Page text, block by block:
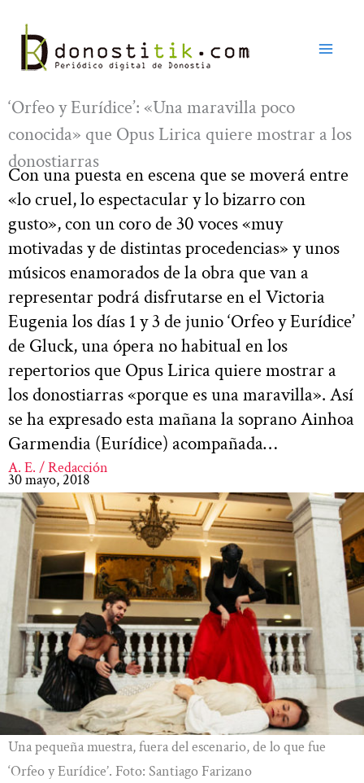
contenido
‘Orfeo y Eurídice’: «Una maravilla poco
conocida» que Opus Lirica quiere mostrar a los
donostiarras
Con una puesta en escena que se moverá entre
«lo cruel, lo espectacular y lo bizarro con
gusto», con un coro de 30 voces «muy
motivadas y de distintas procedencias» y unos
músicos enamorados de la obra que van a
representar podrá disfrutarse en el Victoria
Eugenia los días 1 y 3 de junio ‘Orfeo y Eurídice’
de Gluck, una ópera no habitual en los
repertorios que Opus Lirica quiere mostrar a
los donostiarras «porque es una maravilla». Así
se ha expresado esta mañana la soprano Ainhoa
Garmendia (Eurídice) acompañada…
A. E. / Redacción
30 mayo, 2018
Una pequeña muestra, fuera del escenario, de lo que fue
‘Orfeo y Eurídice’. Foto: Santiago Farizano